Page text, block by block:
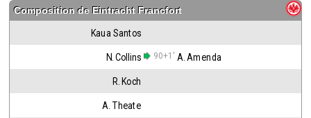
Composition de Eintracht Francfort
Kaua Santos
N. Collins 90+1' A. Amenda
R. Koch
A. Theate